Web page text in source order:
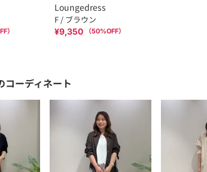
）
Loungedress
F / ブラウン
¥9,350 （50%OFF）
コーディネート